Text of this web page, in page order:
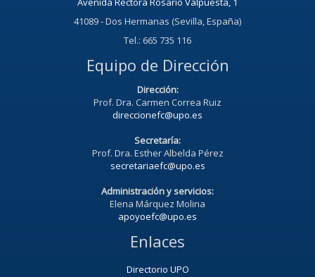
41089 - Dos Hermanas (Sevilla, España)
Tel.: 665 735 116
Equipo de Dirección
Dirección:
Prof. Dra. Carmen Correa Ruiz
direccionefc@upo.es
Secretaría:
Prof. Dra. Esther Albelda Pérez
secretariaefc@upo.es
Administración y servicios:
Elena Márquez Molina
apoyoefc@upo.es
Enlaces
Directorio UPO